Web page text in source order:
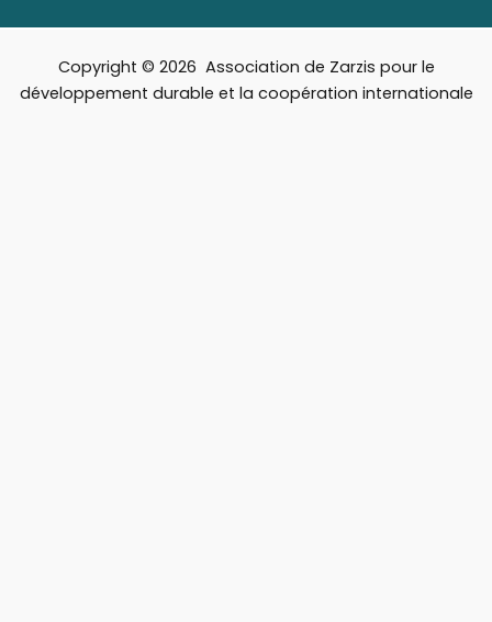
Copyright © 2026 Association de Zarzis pour le
développement durable et la coopération internationale